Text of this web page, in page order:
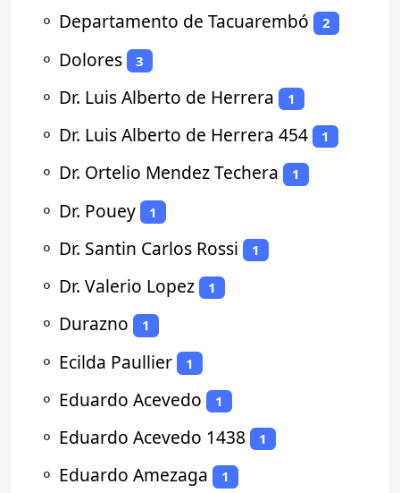
⚬ Departamento de Tacuarembó 2
⚬ Dolores 3
⚬ Dr. Luis Alberto de Herrera 1
⚬ Dr. Luis Alberto de Herrera 454 1
⚬ Dr. Ortelio Mendez Techera 1
⚬ Dr. Pouey 1
⚬ Dr. Santin Carlos Rossi 1
⚬ Dr. Valerio Lopez 1
⚬ Durazno 1
⚬ Ecilda Paullier 1
⚬ Eduardo Acevedo 1
⚬ Eduardo Acevedo 1438 1
⚬ Eduardo Amezaga 1